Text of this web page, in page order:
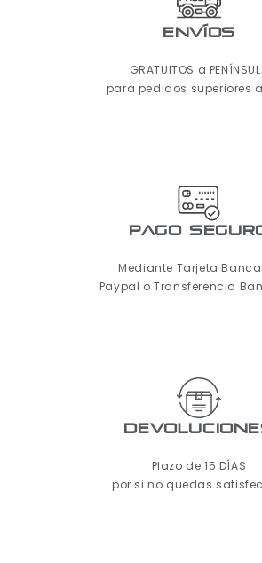
ENVÍOS
GRATUITOS a
para pedidos superiores
pago
Mediante Tarjeta
Paypal o Transferencia
Plazo de 15 DÍAS
por si no quedas